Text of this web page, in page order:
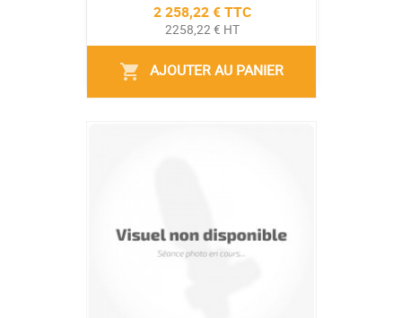
Prix
2 258,22 € TTC
2258,22 € HT
shopping_cart AJOUTER AU PANIER